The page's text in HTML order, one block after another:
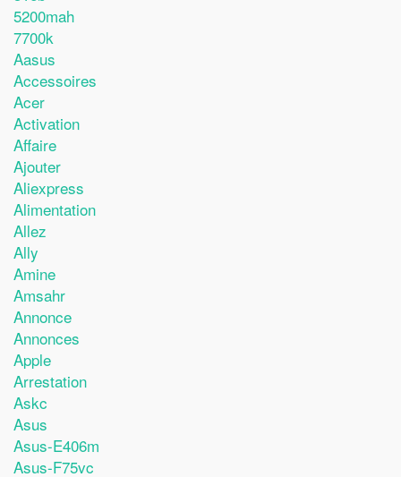
5200mah
7700k
Aasus
Accessoires
Acer
Activation
Affaire
Ajouter
Aliexpress
Alimentation
Allez
Ally
Amine
Amsahr
Annonce
Annonces
Apple
Arrestation
Askc
Asus
Asus-E406m
Asus-F75vc